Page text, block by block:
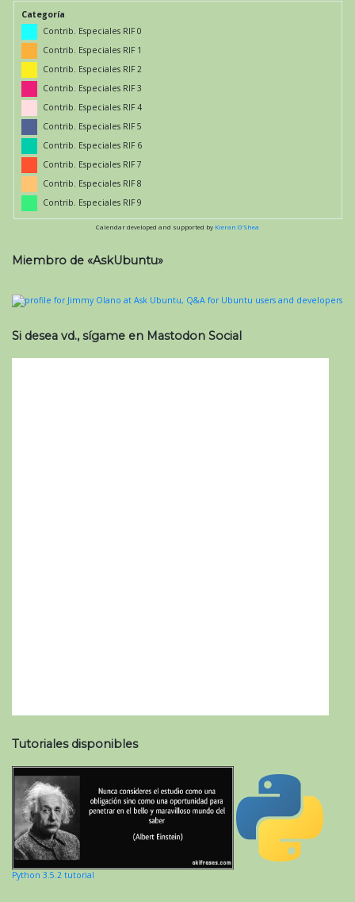
Categoría
Contrib. Especiales RIF 0
Contrib. Especiales RIF 1
Contrib. Especiales RIF 2
Contrib. Especiales RIF 3
Contrib. Especiales RIF 4
Contrib. Especiales RIF 5
Contrib. Especiales RIF 6
Contrib. Especiales RIF 7
Contrib. Especiales RIF 8
Contrib. Especiales RIF 9
Calendar developed and supported by Kieran O'Shea
Miembro de «AskUbuntu»
Si desea vd., sígame en Mastodon Social
Tutoriales disponibles
Python 3.5.2 tutorial